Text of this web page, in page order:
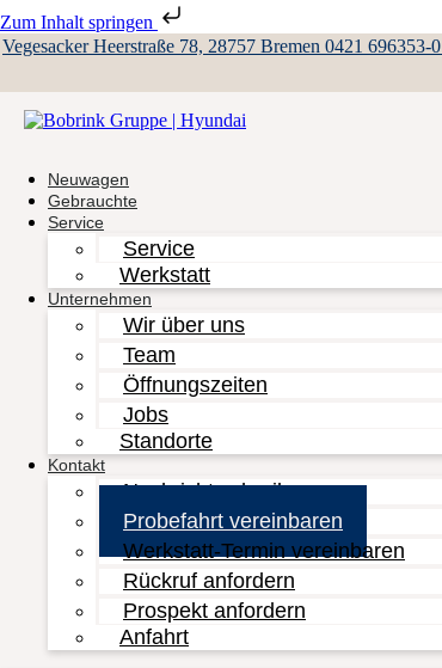
Zum Inhalt springen
Vegesacker Heerstraße 78, 28757 Bremen 0421 696353-0
Neuwagen
Gebrauchte
Service
Service
Werkstatt
Unternehmen
Wir über uns
Team
Öffnungszeiten
Jobs
Standorte
Kontakt
Nachricht schreiben
Probefahrt vereinbaren
Werkstatt-Termin vereinbaren
Rückruf anfordern
Prospekt anfordern
Anfahrt